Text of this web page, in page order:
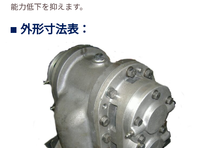
能力低下を抑えます。
外形寸法表：